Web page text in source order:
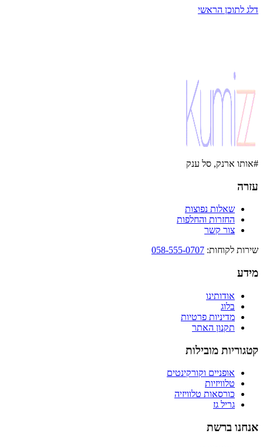
דלג לתוכן הראשי
#אותו ארנק, סל ענק
עזרה
שאלות נפוצות
החזרות והחלפות
צור קשר
שירות לקוחות:
058-555-0707
מידע
אודותינו
בלוג
מדיניות פרטיות
תקנון האתר
קטגוריות מובילות
אופניים וקורקינטים
טלוויזיות
כורסאות טלוויזיה
גריל גז
אנחנו ברשת